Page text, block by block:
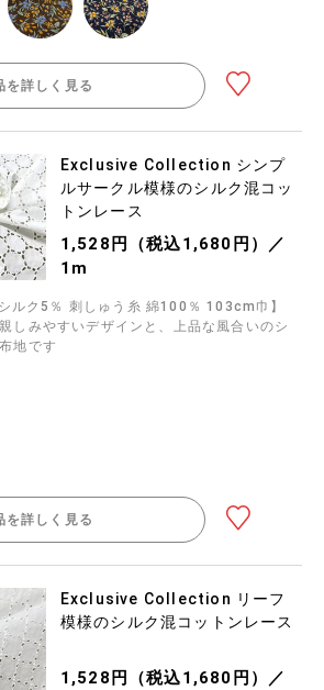
を詳しく見る
Exclusive Collection シンプ
ルサークル模様のシルク混コッ
トンレース
1,528円（税込1,680円）／
1m
ルク5％ 刺しゅう糸 綿100％ 103cm巾】
しみやすいデザインと、上品な風合いのシ
地です
を詳しく見る
Exclusive Collection リーフ
模様のシルク混コットンレース
1,528円（税込1,680円）／